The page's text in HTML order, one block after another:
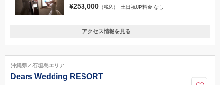
¥253,000 （税込） 土日祝UP料金 なし
東京都世田谷区瀬田1-31-13-201
03-5491-5712
アクセス情報を見る
沖縄県／石垣島エリア
Dears Wedding RESORT